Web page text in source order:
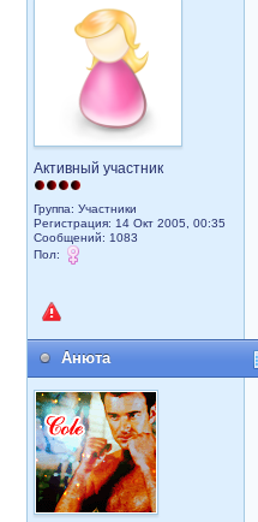
Активный участник
Группа: Участники
Регистрация: 14 Окт 2005, 00:35
Сообщений: 1083
Пол:
Анюта